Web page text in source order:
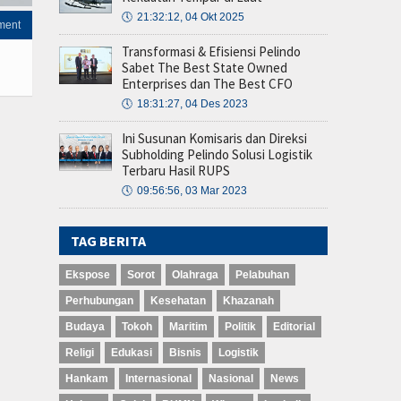
🕔 21:32:12, 04 Okt 2025
Transformasi & Efisiensi Pelindo
Sabet The Best State Owned
Enterprises dan The Best CFO
🕔 18:31:27, 04 Des 2023
Ini Susunan Komisaris dan Direksi
Subholding Pelindo Solusi Logistik
Terbaru Hasil RUPS
🕔 09:56:56, 03 Mar 2023
TAG BERITA
Ekspose Sorot Olahraga Pelabuhan
Perhubungan Kesehatan Khazanah
Budaya Tokoh Maritim Politik Editorial
Religi Edukasi Bisnis Logistik
Hankam Internasional Nasional News